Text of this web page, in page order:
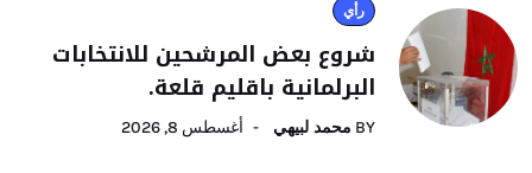
رأي
شروع بعض المرشحين للانتخابات
البرلمانية باقليم قلعة.
BY محمد لبيهي أغسطس 8, 2026